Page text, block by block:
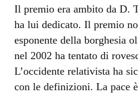
Il premio era ambito da D.
ha lui dedicato. Il premio
esponente della borghesia
nel 2002 ha tentato di
L’occidente relativista ha
con le definizioni. La pace